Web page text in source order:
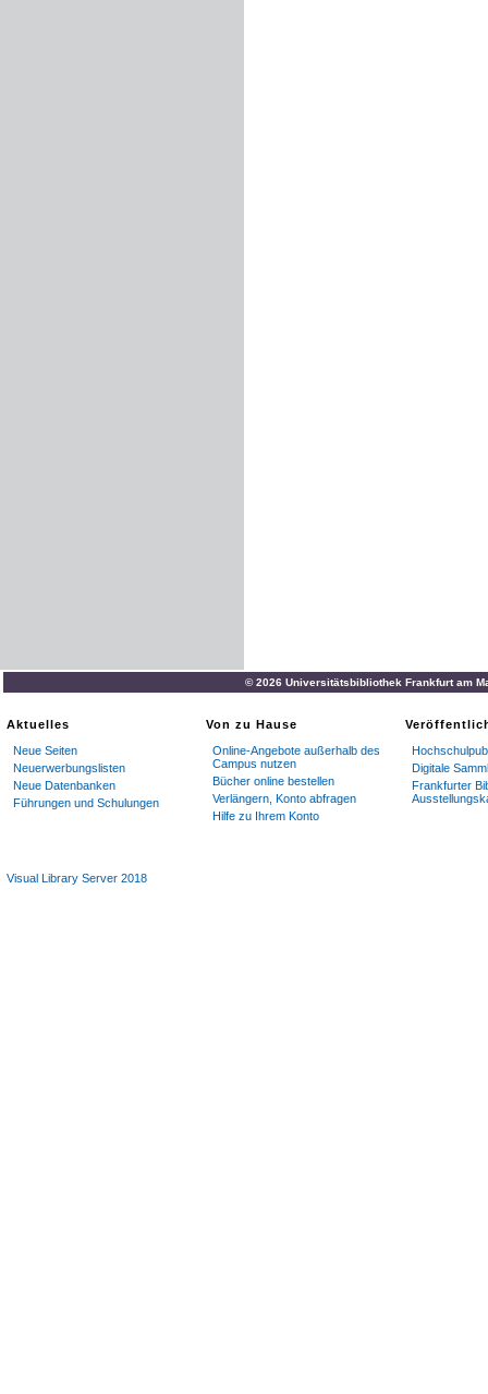
© 2026 Universitätsbibliothek Frankfurt am
Aktuelles
Neue Seiten
Neuerwerbungslisten
Neue Datenbanken
Führungen und Schulungen
Von zu Hause
Online-Angebote außerhalb des
Campus nutzen
Bücher online bestellen
Verlängern, Konto abfragen
Hilfe zu Ihrem Konto
Digitale
Frankfurter
Visual Library Server 2018